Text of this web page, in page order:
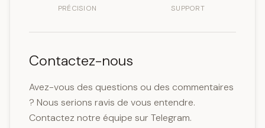
PRÉCISION SUPPORT
Contactez-nous
Avez-vous des questions ou des commentaires
? Nous serions ravis de vous entendre.
Contactez notre équipe sur Telegram.